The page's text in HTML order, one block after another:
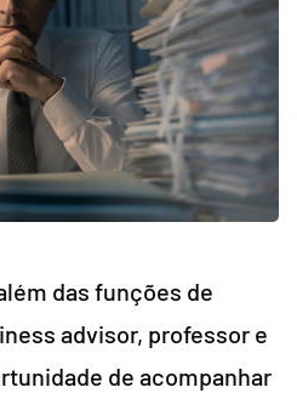
das funções de
advisor, professor e
de acompanhar